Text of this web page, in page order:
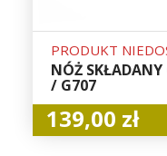
PRODUKT
NÓŻ SKŁADANY
/ G707
139,00 zł